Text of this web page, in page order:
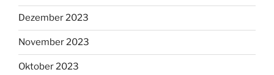
Dezember 2023
November 2023
Oktober 2023